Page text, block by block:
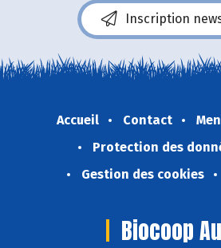
Inscription
Accueil Contact
Protection des
Gestion des cookies
Biocoop